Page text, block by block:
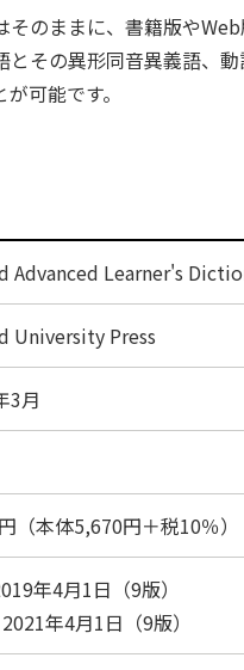
のままに、書籍版や
その異形同音異義語、
可能です。
Advanced Learner's
University Press
3月
（本体5,670円＋税10％）
年4月1日（9版）
年4月1日（9版）